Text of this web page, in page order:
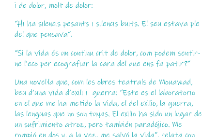
i de dolor, molt de dolor:
“Hi ha silencis pesants i silencis buits. El seu estava ple
del que pensava”.
“Si la vida és un continu crit de dolor, com podem sentir-
ne l’eco per ecografiar la cara del que ens fa patir?”
Una novel·la que, com les obres teatrals de Mouawad,
beu d’una vida d’exili i guerra: “Este es el laboratorio
en el que me ha metido la vida, el del exilio, la guerra,
las lenguas que no son tuyas. El exilio ha sido un lugar de
un sufrimiento atroz, pero también paradójico. Me
rompió en dos y, a la vez, me salvó la vida”, relata con